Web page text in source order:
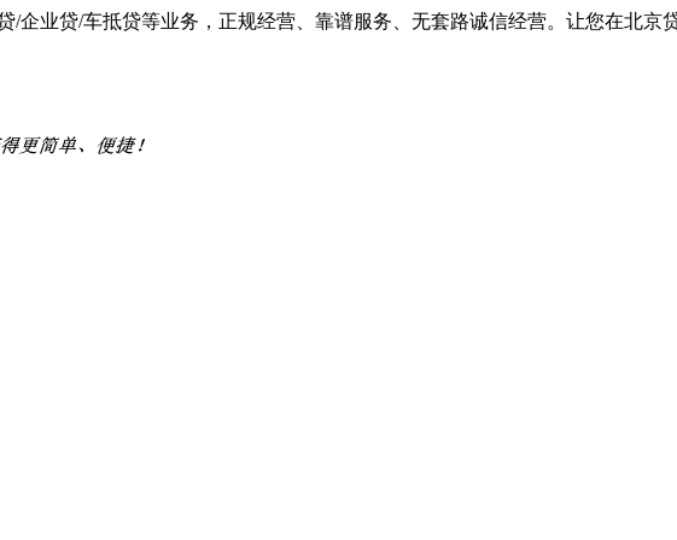
/企业贷/车抵贷等业务，正规经营、靠谱服务、无套路诚信经营。让您在北京